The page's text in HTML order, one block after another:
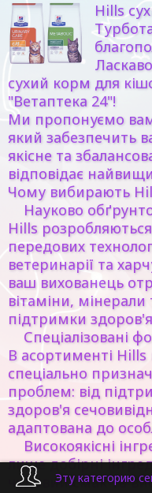
Hills
сухий корм для
"Ветаптека 24"!
Ми пропонуємо
який забезпечить
якісне та
відповідає
Чому вибирають
Науково
Hills
передових
ветеринарії та
ваш вихованець
вітаміни,
підтримки
Спеціалізовані
В асортименті
спеціально
проблем: від
здоров'я
адаптована до
Високоякісні
лише добірні
чудовий смак та
Эту категорию